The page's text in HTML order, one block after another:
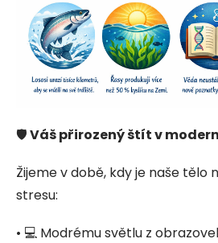
🛡️Váš přirozený štít v
Žijeme v době, kdy je naše tělo
stresu:
• 💻 Modrému světlu z